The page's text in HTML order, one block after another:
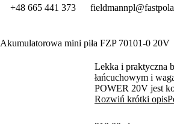
+48 665 441 373
Akumulatorowa mini piła FZP 70101-0 20V
Lekka i praktyczna
łańcuchowym i
POWER 20V jest
pracę.
Rozwiń krótki opis